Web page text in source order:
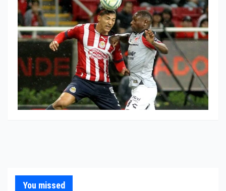
You missed